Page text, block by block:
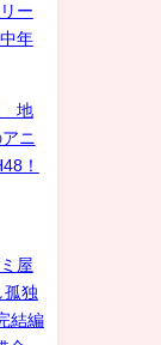
ー
年
地
ニ
！
屋
孤独
結編